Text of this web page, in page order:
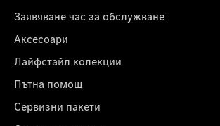
Заявяване час за обслужване
Аксесоари
Лайфстайл колекции
Пътна помощ
Сервизни пакети